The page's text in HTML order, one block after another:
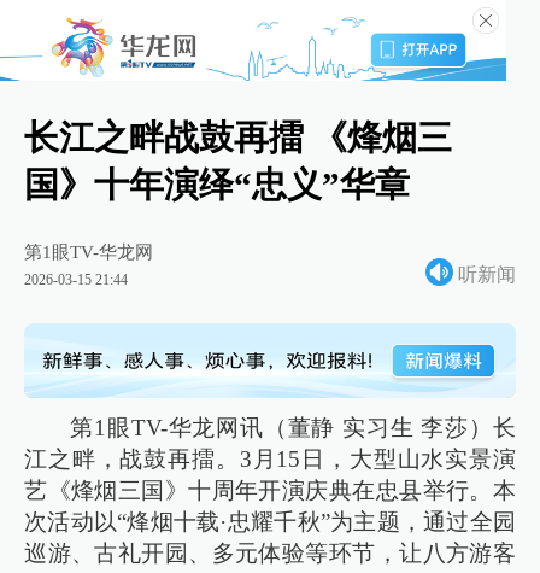
长江之畔战鼓再擂 《烽烟三
国》十年演绎“忠义”华章
第1眼TV-华龙网
2026-03-15 21:44 听新闻
第1眼TV-华龙网讯（董静 实习生 李莎）长
江之畔，战鼓再擂。3月15日，大型山水实景演
艺《烽烟三国》十周年开演庆典在忠县举行。本
次活动以“烽烟十载·忠耀千秋”为主题，通过全园
巡游、古礼开园、多元体验等环节，让八方游客